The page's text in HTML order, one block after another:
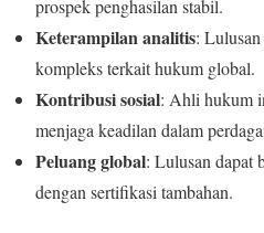
prospek penghasilan stabil.
Keterampilan analitis: Lulusan
kompleks terkait hukum global.
Kontribusi sosial: Ahli hukum
menjaga keadilan dalam
Peluang global: Lulusan dapat
dengan sertifikasi tambahan.